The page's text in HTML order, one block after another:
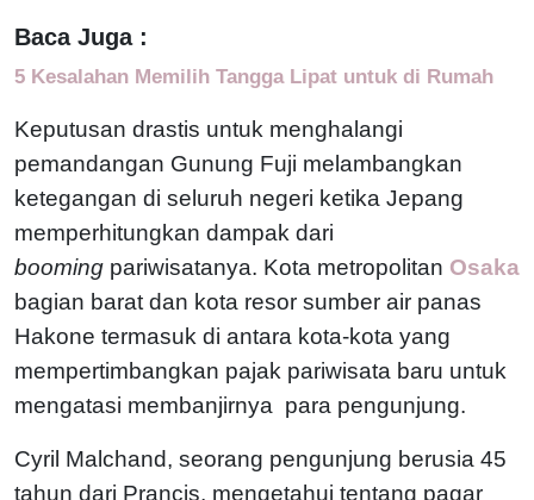
Baca Juga :
5 Kesalahan Memilih Tangga Lipat untuk di Rumah
Keputusan drastis untuk menghalangi
pemandangan Gunung Fuji melambangkan
ketegangan di seluruh negeri ketika Jepang
memperhitungkan dampak dari
booming pariwisatanya. Kota metropolitan Osaka
bagian barat dan kota resor sumber air panas
Hakone termasuk di antara kota-kota yang
mempertimbangkan pajak pariwisata baru untuk
mengatasi membanjirnya para pengunjung.
Cyril Malchand, seorang pengunjung berusia 45
tahun dari Prancis, mengetahui tentang pagar